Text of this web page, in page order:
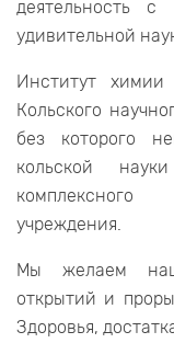
деятельность
удивительной
Институт
Кольского
без которого
кольской
комплексного
учреждения.
Мы желаем
открытий и
Здоровья,